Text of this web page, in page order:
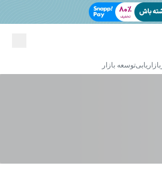
بازاریابیتوسعه بازار